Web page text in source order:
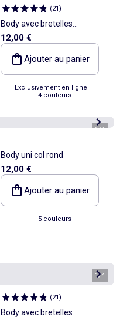
(21)
Body avec bretelles
élastiquées
12,00 €
Ajouter au panier
Exclusivement en ligne |
4 couleurs
1/4
Body uni col rond
12,00 €
Ajouter au panier
5 couleurs
1/4
(21)
Body avec bretelles